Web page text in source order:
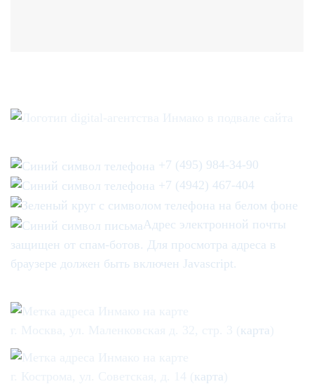
+7 (495) 984-34-90
+7 (4942) 467-404
Адрес электронной почты
защищен от спам-ботов. Для просмотра адреса в
браузере должен быть включен Javascript.
карта
карта